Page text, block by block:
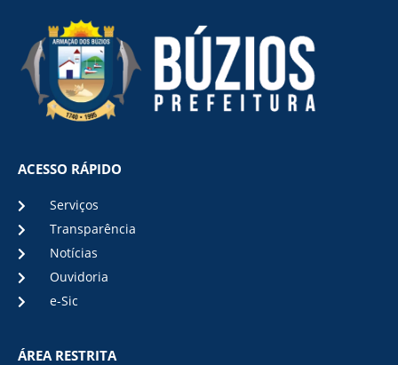
ACESSO RÁPIDO
Serviços
Transparência
Notícias
Ouvidoria
e-Sic
ÁREA RESTRITA